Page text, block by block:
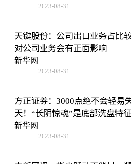
2023-08-31
天键股份：公司出口业务占比
对公司业务会有正面影响
新华网
2023-08-31
方正证券：3000点绝不会轻易
天！“长阴惊魂”是底部洗盘特
原因
新华网
2023-08-31